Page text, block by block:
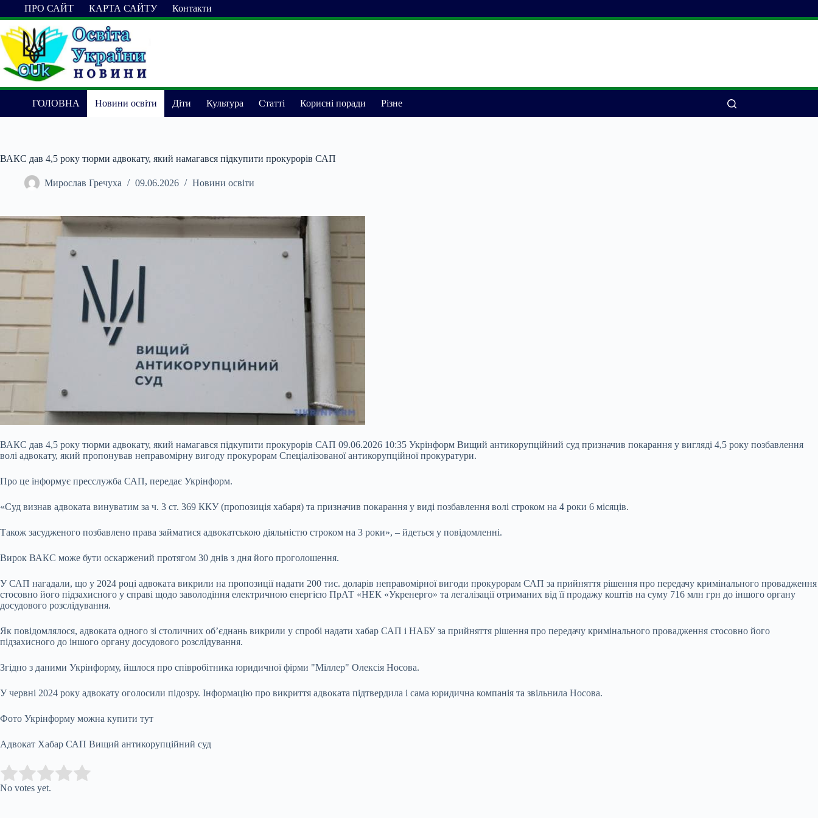
Перейти
до
вмісту
ПРО САЙТ КАРТА САЙТУ Контакти
ГОЛОВНА Новини освіти Діти Культура Статті Корисні поради Різне
ВАКС дав 4,5 року тюрми адвокату, який намагався підкупити прокурорів САП
Мирослав Гречуха 09.06.2026 Новини освіти
ВАКС дав 4,5 року тюрми адвокату, який намагався підкупити прокурорів САП 09.06.2026 10:35 Укрінформ Вищий антикорупційний суд призначив покарання у вигляді 4,5 року позбавлення
волі адвокату, який пропонував неправомірну вигоду прокурорам Спеціалізованої антикорупційної прокуратури.
Про це інформує пресслужба САП, передає Укрінформ.
«Суд визнав адвоката винуватим за ч. 3 ст. 369 ККУ (пропозиція хабаря) та призначив покарання у виді позбавлення волі строком на 4 роки 6 місяців.
Також засудженого позбавлено права займатися адвокатською діяльністю строком на 3 роки», – йдеться у повідомленні.
Вирок ВАКС може бути оскаржений протягом 30 днів з дня його проголошення.
У САП нагадали, що у 2024 році адвоката викрили на пропозиції надати 200 тис. доларів неправомірної вигоди прокурорам САП за прийняття рішення про передачу кримінального провадження
стосовно його підзахисного у справі щодо заволодіння електричною енергією ПрАТ «НЕК «Укренерго» та легалізації отриманих від її продажу коштів на суму 716 млн грн до іншого органу
досудового розслідування.
Як повідомлялося, адвоката одного зі столичних об’єднань викрили у спробі надати хабар САП і НАБУ за прийняття рішення про передачу кримінального провадження стосовно його
підзахисного до іншого органу досудового розслідування.
Згідно з даними Укрінформу, йшлося про співробітника юридичної фірми "Міллер" Олексія Носова.
У червні 2024 року адвокату оголосили підозру. Інформацію про викриття адвоката підтвердила і сама юридична компанія та звільнила Носова.
Фото Укрінформу можна купити тут
Адвокат Хабар САП Вищий антикорупційний суд
Rate this item:
No votes yet.